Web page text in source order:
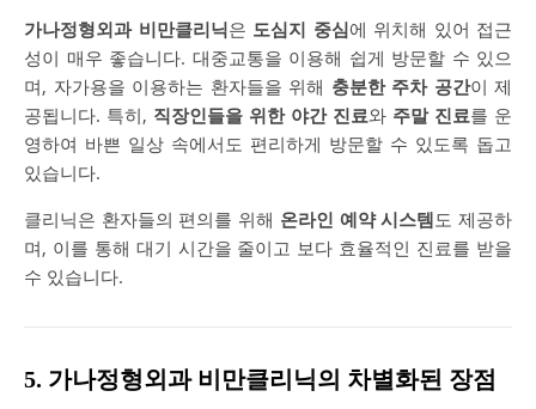
가나정형외과 비만클리닉은 도심지 중심에 위치해 있어 접근
성이 매우 좋습니다. 대중교통을 이용해 쉽게 방문할 수 있으
며, 자가용을 이용하는 환자들을 위해 충분한 주차 공간이 제
공됩니다. 특히, 직장인들을 위한 야간 진료와 주말 진료를 운
영하여 바쁜 일상 속에서도 편리하게 방문할 수 있도록 돕고
있습니다.
클리닉은 환자들의 편의를 위해 온라인 예약 시스템도 제공하
며, 이를 통해 대기 시간을 줄이고 보다 효율적인 진료를 받을
수 있습니다.
5. 가나정형외과 비만클리닉의 차별화된 장점